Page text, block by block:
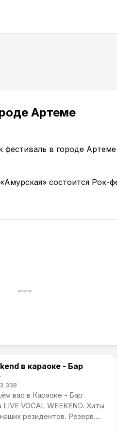
Артеме
состоится Рок-
в караоке - Бар
338
вас в Караоке - Бар
VOCAL WEEKEND. Хиты
резидентов. Резерв...